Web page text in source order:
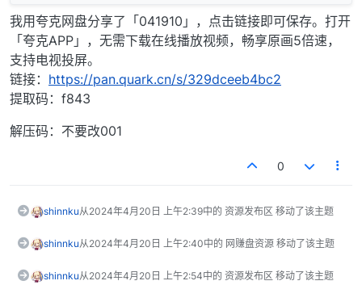
我用夸克网盘分享了「041910」，点击链接即可保存。打开
「夸克APP」，无需下载在线播放视频，畅享原画5倍速，
支持电视投屏。
链接： https://pan.quark.cn/s/329dceeb4bc2
提取码：f843
解压码：不要改001
0
shinnku从2024年4月20日 上午2:39中的 资源发布区 移动了该主题
shinnku从2024年4月20日 上午2:40中的 网赚盘资源 移动了该主题
shinnku从2024年4月20日 上午2:54中的 资源发布区 移动了该主题